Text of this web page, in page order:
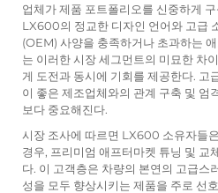
업체가 제품 포트폴리오를 신중하게
LX600의 정교한 디자인 언어와 고급
(OEM) 사양을 충족하거나 초과하는
는 이러한 시장 세그먼트의 미묘한 차
게 도전과 동시에 기회를 제공한다. 고
이 좋은 제조업체와의 관계 구축 및 엄
보다 중요해진다.
시장 조사에 따르면 LX600 소유자들
경우, 프리미엄 애프터마켓 튜닝 및 교
다. 이 고객층은 차량의 본연의 고급스
성을 모두 향상시키는 제품을 주로 선